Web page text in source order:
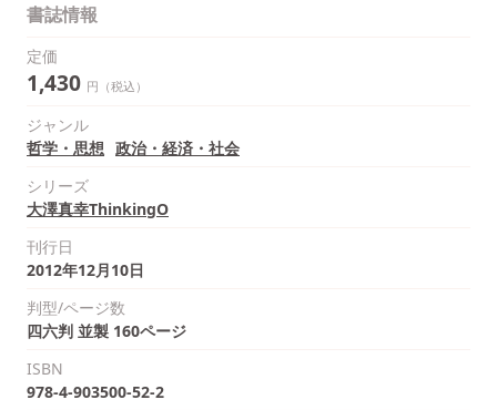
書誌情報
定価
1,430 円（税込）
ジャンル
哲学・思想 政治・経済・社会
シリーズ
大澤真幸ThinkingO
刊行日
2012年12月10日
判型/ページ数
四六判 並製 160ページ
ISBN
978-4-903500-52-2